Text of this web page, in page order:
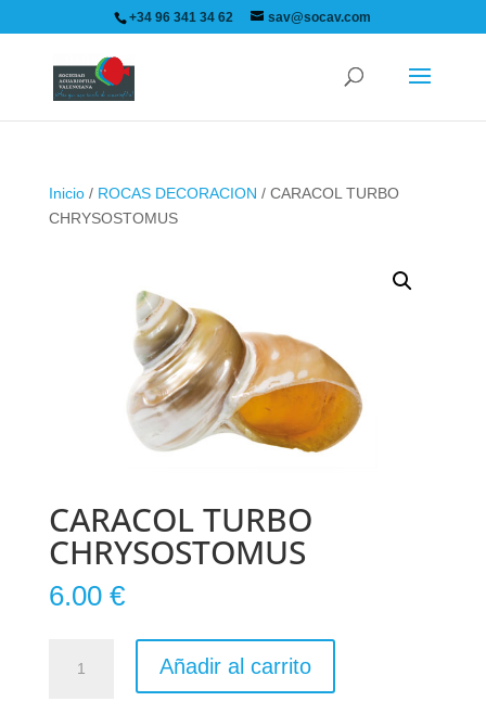
+34 96 341 34 62 sav@socav.com
Inicio/ ROCAS DECORACION / CARACOL TURBO
CHRYSOSTOMUS
CARACOL TURBO
CHRYSOSTOMUS
6.00 €
TURBO
Añadir al carrito